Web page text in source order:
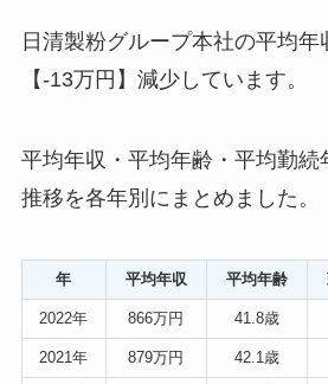
日清製粉グループ本社の平均
【-13万円】減少しています。
平均年収・平均年齢・平均勤続
推移を各年別にまとめました。
年 平均年収 平均年齢
2022年 866万円 41.8歳
2021年 879万円 42.1歳